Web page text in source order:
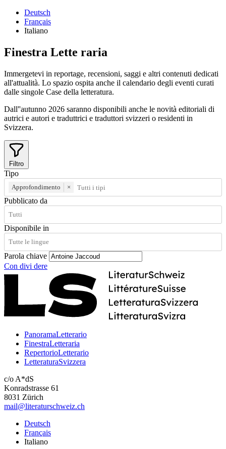
Deutsch
Français
Italiano
Finestra Lette raria
Immergetevi in reportage, recensioni, saggi e altri contenuti dedicati
all'attualità. Lo spazio ospita anche il calendario degli eventi curati
dalle singole Case della letteratura.
Dall''autunno 2026 saranno disponibili anche le novità editoriali di
autrici e autori e traduttrici e traduttori svizzeri o residenti in
Svizzera.
Filtro
Tipo
Approfondimento ×
Pubblicato da
Disponibile in
Parola chiave
Con divi dere
PanoramaLetterario
FinestraLetteraria
RepertorioLetterario
LetteraturaSvizzera
c/o A*dS
Konradstrasse 61
8031 Zürich
mail@literaturschweiz.ch
Deutsch
Français
Italiano